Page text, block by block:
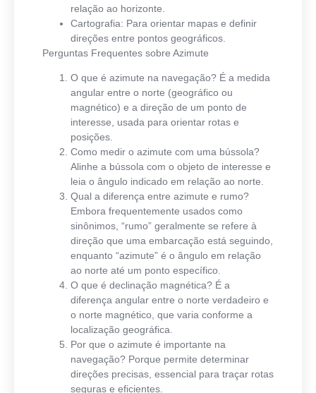
relação ao horizonte.
Cartografia: Para orientar mapas e definir
direções entre pontos geográficos.
Perguntas Frequentes sobre Azimute
O que é azimute na navegação? É a medida
angular entre o norte (geográfico ou
magnético) e a direção de um ponto de
interesse, usada para orientar rotas e
posições.
Como medir o azimute com uma bússola?
Alinhe a bússola com o objeto de interesse e
leia o ângulo indicado em relação ao norte.
Qual a diferença entre azimute e rumo?
Embora frequentemente usados como
sinônimos, “rumo” geralmente se refere à
direção que uma embarcação está seguindo,
enquanto “azimute” é o ângulo em relação
ao norte até um ponto específico.
O que é declinação magnética? É a
diferença angular entre o norte verdadeiro e
o norte magnético, que varia conforme a
localização geográfica.
Por que o azimute é importante na
navegação? Porque permite determinar
direções precisas, essencial para traçar rotas
seguras e eficientes.